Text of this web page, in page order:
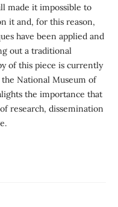
made it impossible to
it and, for this reason,
have been applied and
out a traditional
of this piece is currently
National Museum of
the importance that
research, dissemination